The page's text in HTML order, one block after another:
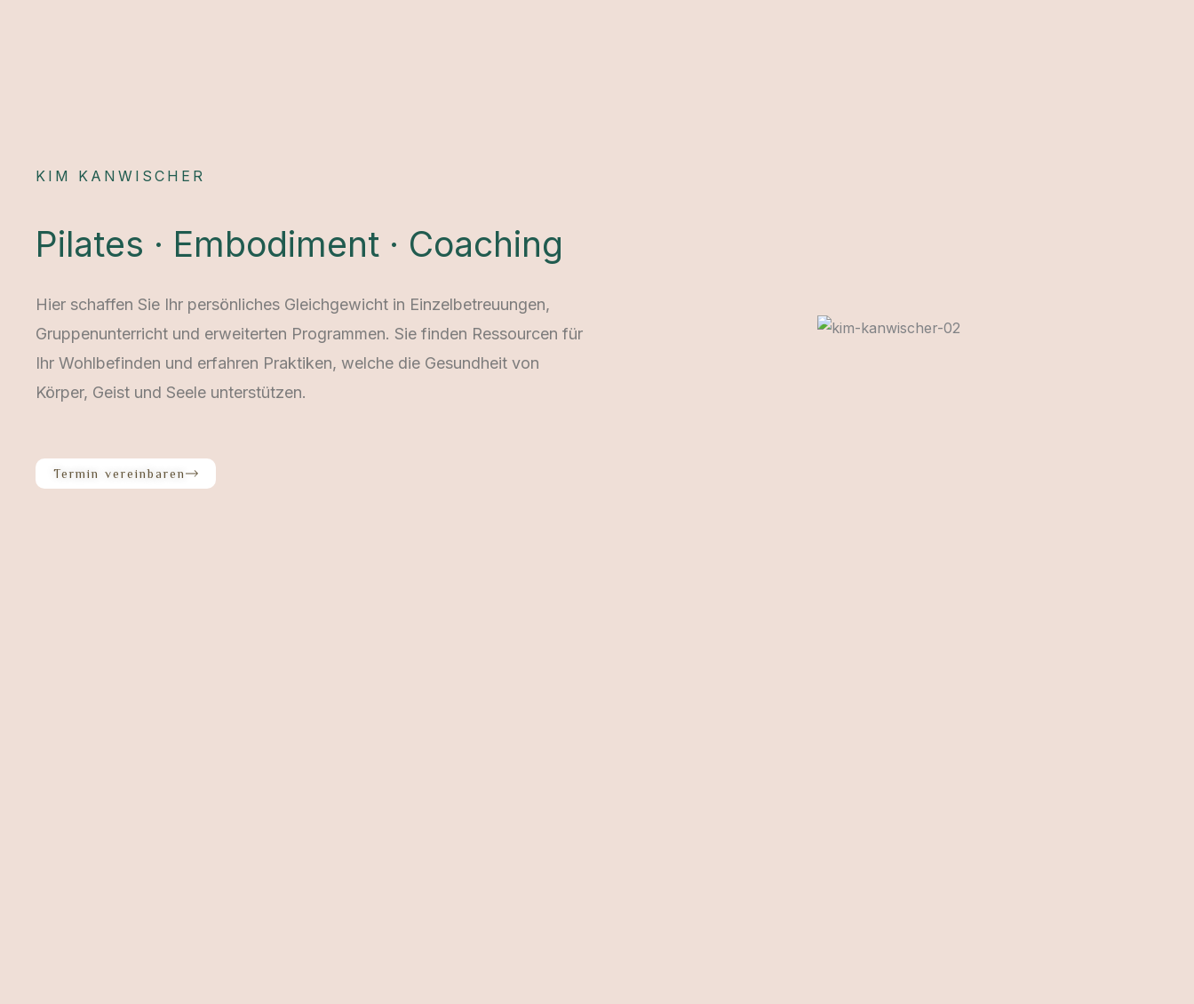
KIM KANWISCHER
Pilates · Embodiment · Coaching
Hier schaffen Sie Ihr persönliches Gleichgewicht in Einzelbetreuungen,
Gruppenunterricht und erweiterten Programmen. Sie finden Ressourcen für
Ihr Wohlbefinden und erfahren Praktiken, welche die Gesundheit von
Körper, Geist und Seele unterstützen.
Termin vereinbaren